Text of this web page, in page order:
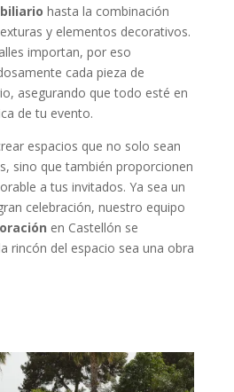
hasta la combinación
y elementos decorativos.
importan, por eso
cada pieza de
asegurando que todo esté en
de tu evento.
espacios que no solo sean
sino que también proporcionen
a tus invitados. Ya sea un
celebración, nuestro equipo
en Castellón se
rincón del espacio sea una obra